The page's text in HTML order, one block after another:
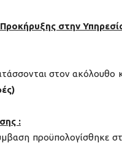
στην
στον
:
προϋπολογίσθηκε